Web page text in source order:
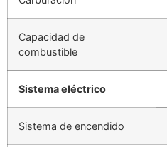
Capacidad de
combustible
Sistema eléctrico
Sistema de encendido